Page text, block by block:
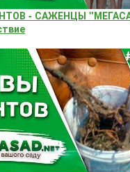
- САЖЕНЦЫ